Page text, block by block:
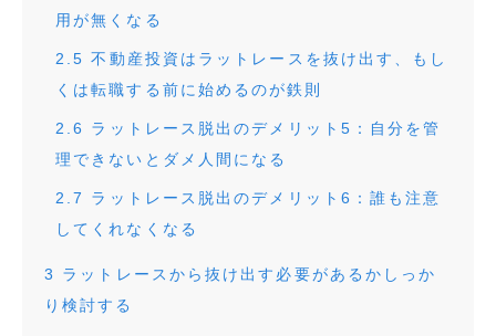
用が無くなる
2.5 不動産投資はラットレースを抜け出す、もし
くは転職する前に始めるのが鉄則
2.6
ラットレース脱出のデメリット5：自分を管
理できないとダメ人間になる
2.7
ラットレース脱出のデメリット6：誰も注意
してくれなくなる
3
ラットレースから抜け出す必要があるかしっか
り検討する